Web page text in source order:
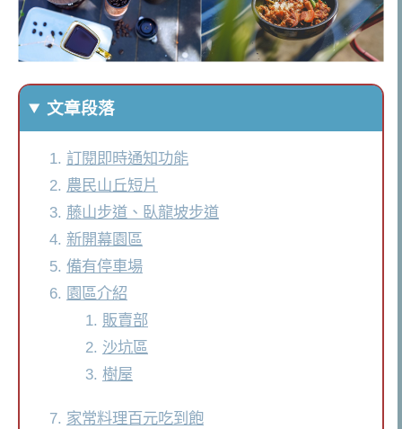
文章段落
訂閱即時通知功能
農民山丘短片
藤山步道、臥龍坡步道
新開幕園區
備有停車場
園區介紹
販賣部
沙坑區
樹屋
家常料理百元吃到飽